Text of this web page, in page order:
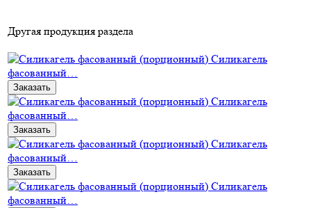
Другая продукция раздела
Силикагель
фасованный…
Заказать
Силикагель
фасованный…
Заказать
Силикагель
фасованный…
Заказать
Силикагель
фасованный…